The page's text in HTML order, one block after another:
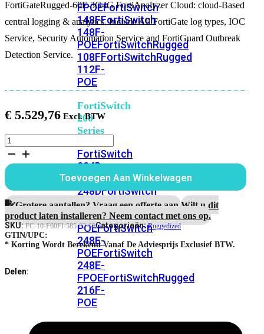
FPOEFortiSwitch
148FFortiSwitch
148F-
POEFortiSwitchRugged
108FFortiSwitchRugged
112F-
POE
FortiSwitch
200
Series
FortiSwitch
224D-
FPOEFortiSwitch
248DFortiSwitch
224EFortiswitch
224E-
POEFortiSwitch
248E-
POEFortiSwitch
248E-
FPOEFortiSwitchRugged
216F-
POE
FortiGateRugged-60F-3G4G FortiAnalyzer Cloud: cloud-Based
central logging & analytics. Include All FortiGate log types, IOC
Service, Security Automation Service and FortiGuard Outbreak
Detection Service.
€ 5.529,76
FortiGateRugged-
60F-
3G4G
5
Jaar
FortiAnalyzer
Cloud
aantal
Toevoegen Aan Winkelwagen
Grotere aantallen? Vraag een offerte aan.Wilt u dit
product laten installeren? Neem contact met ons op.
SKU:FC-10-F60FI-585-02-60Categorieën:Ruggedized
GTIN/UPC:
* Korting Wordt Berekend Vanaf De Adviesprijs Exclusief BTW.
Delen: